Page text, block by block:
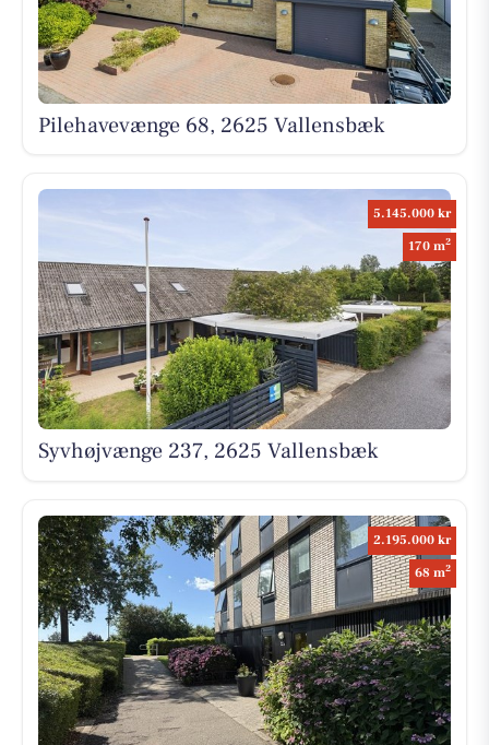
Pilehavevænge 68, 2625 Vallensbæk
5.145.000 kr
170 m2
Syvhøjvænge 237, 2625 Vallensbæk
2.195.000 kr
68 m2